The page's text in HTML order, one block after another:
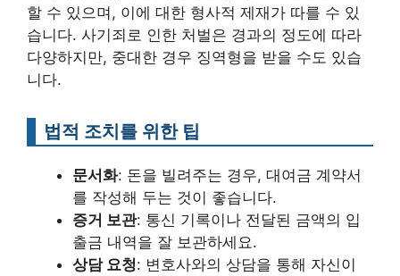
할 수 있으며, 이에 대한 형사적 제재가 따를 수 있
습니다. 사기죄로 인한 처벌은 경과의 정도에 따라
다양하지만, 중대한 경우 징역형을 받을 수도 있습
니다.
법적 조치를 위한 팁
문서화: 돈을 빌려주는 경우, 대여금 계약서
를 작성해 두는 것이 좋습니다.
증거 보관: 통신 기록이나 전달된 금액의 입
출금 내역을 잘 보관하세요.
상담 요청: 변호사와의 상담을 통해 자신이